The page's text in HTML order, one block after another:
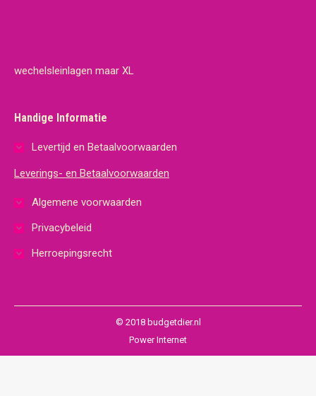
wechelsleinlagen maar XL
Handige Informatie
Levertijd en Betaalvoorwaarden
Leverings- en Betaalvoorwaarden
Algemene voorwaarden
Privacybeleid
Herroepingsrecht
© 2018 budgetdier.nl
Power Internet